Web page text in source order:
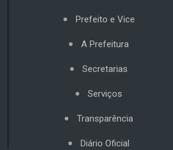
Prefeito e Vice
A Prefeitura
Secretarias
Serviços
Transparência
Diário Oficial